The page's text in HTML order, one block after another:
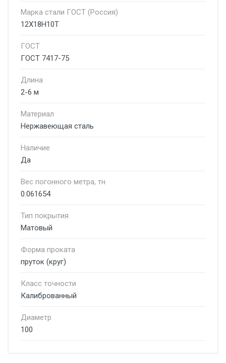
Марка стали ГОСТ (Россия)
12Х18Н10Т
ГОСТ
ГОСТ 7417-75
Длина
2-6 м
Материал
Нержавеющая сталь
Наличие
Да
Вес погонного метра, тн
0.061654
Тип покрытия
Матовый
Форма проката
пруток (круг)
Класс точности
Калиброванный
Диаметр
100